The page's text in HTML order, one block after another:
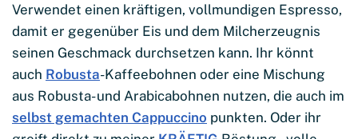
Verwendet einen kräftigen, vollmundigen Espresso,
damit er gegenüber Eis und dem Milcherzeugnis
seinen Geschmack durchsetzen kann. Ihr könnt
auch Robusta-Kaffeebohnen oder eine Mischung
aus Robusta- und Arabicabohnen nutzen, die auch im
selbst gemachten Cappuccino punkten. Oder ihr